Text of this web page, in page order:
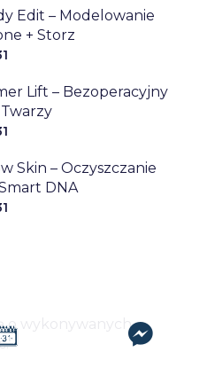
Edit – Modelowanie
+ Storz
Lift – Bezoperacyjny
Skin – Oczyszczanie
DNA
o wykonywanych